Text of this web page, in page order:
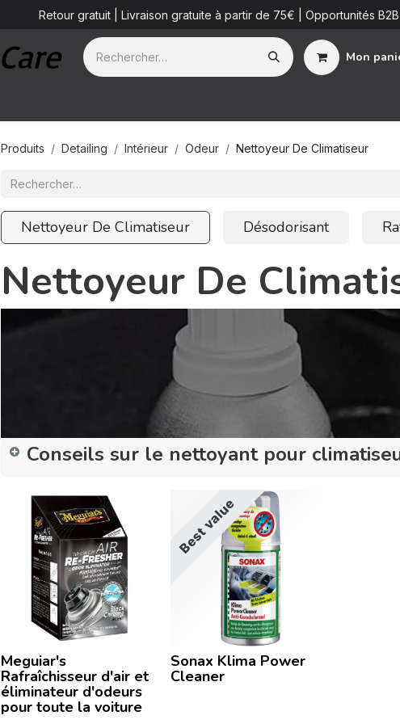
Retour gratuit | Livraison gratuite à partir de 75€ | Opportunités B2B
Mon
Produits Detailing Intérieur Odeur Nettoyeur De Climatiseur
Nettoyeur De Climatiseur Désodorisant
Nettoyeur De
Conseils sur le nettoyant pour
Meguiar's
Rafraîchisseur d'air et
éliminateur d'odeurs
pour toute la voiture
Best value
Sonax Klima Power
Cleaner